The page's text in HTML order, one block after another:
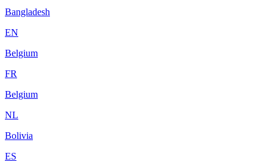
Bangladesh
EN
Belgium
FR
Belgium
NL
Bolivia
ES